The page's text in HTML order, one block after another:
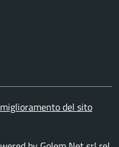
del sito